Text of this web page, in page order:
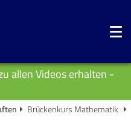
allen Videos erhalten -
Brückenkurs Mathematik